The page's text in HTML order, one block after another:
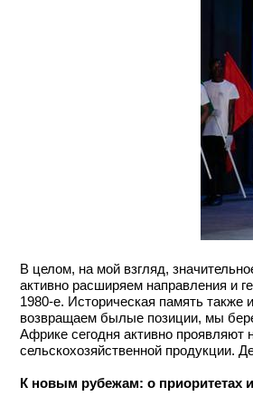
В целом, на мой взгляд,
активно расширяем направления и
1980-е. Историческая память
возвращаем былые позиции, мы
Африке сегодня активно проявляют
сельскохозяйственной продукции.
К новым рубежам: о приоритетах